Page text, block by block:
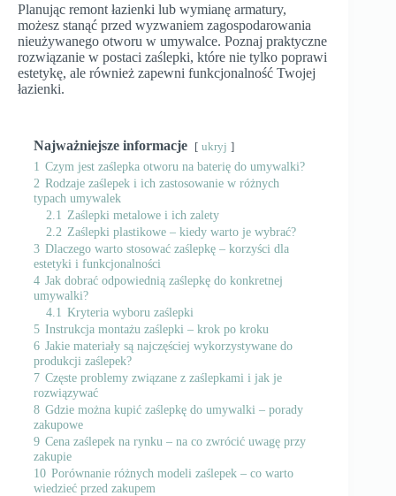
Planując remont łazienki lub wymianę armatury,
możesz stanąć przed wyzwaniem zagospodarowania
nieużywanego otworu w umywalce. Poznaj praktyczne
rozwiązanie w postaci zaślepki, które nie tylko poprawi
estetykę, ale również zapewni funkcjonalność Twojej
łazienki.
Najważniejsze informacje ukryj
1 Czym jest zaślepka otworu na baterię do umywalki?
2 Rodzaje zaślepek i ich zastosowanie w różnych
typach umywalek
2.1 Zaślepki metalowe i ich zalety
2.2 Zaślepki plastikowe – kiedy warto je wybrać?
3 Dlaczego warto stosować zaślepkę – korzyści dla
estetyki i funkcjonalności
4 Jak dobrać odpowiednią zaślepkę do konkretnej
umywalki?
4.1 Kryteria wyboru zaślepki
5 Instrukcja montażu zaślepki – krok po kroku
6 Jakie materiały są najczęściej wykorzystywane do
produkcji zaślepek?
7 Częste problemy związane z zaślepkami i jak je
rozwiązywać
8 Gdzie można kupić zaślepkę do umywalki – porady
zakupowe
9 Cena zaślepek na rynku – na co zwrócić uwagę przy
zakupie
10 Porównanie różnych modeli zaślepek – co warto
wiedzieć przed zakupem